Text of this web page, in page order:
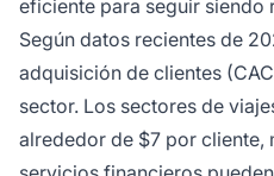
eficiente para seguir siendo
Según datos recientes de
adquisición de clientes
sector. Los sectores de
alrededor de $7 por cliente,